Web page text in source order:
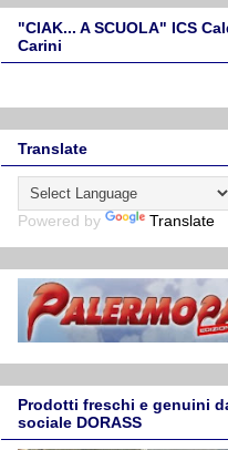
"CIAK... A SCUOLA" ICS
Carini
Translate
Powered by Translate
Prodotti freschi e genuini
sociale DORASS